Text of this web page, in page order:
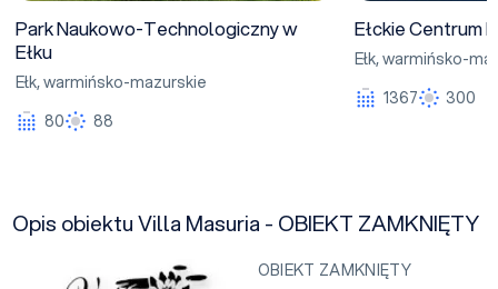
Park Naukowo-Technologiczny w
Ełku
Ełk,warmińsko-mazurskie
80
88
Ełckie Centrum
Ełk,warmińsko-
1367
300
Opis obiektu Villa Masuria - OBIEKT ZAMKNIĘTY
OBIEKT ZAMKNIĘTY